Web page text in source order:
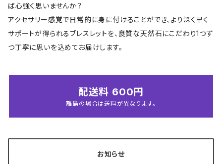
ば心強く思いませんか？
アクセサリー感覚で日常的に身に付けることができ、より深く早く
サポートが得られるブレスレットを、良質な天然石にこだわり1つず
つ丁寧に思いを込めてお届けします。
配送料 600円
離島の場合は送料が異なります。
お知らせ